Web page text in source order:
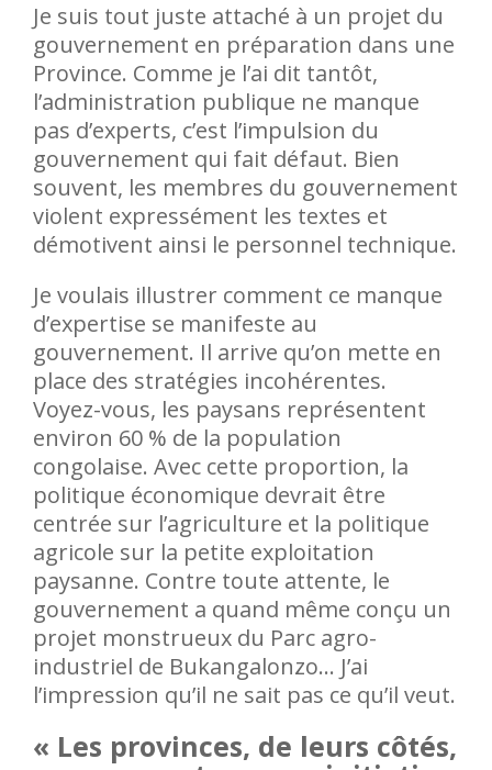
Je suis tout juste attaché à un projet du
gouvernement en préparation dans une
Province. Comme je l’ai dit tantôt,
l’administration publique ne manque
pas d’experts, c’est l’impulsion du
gouvernement qui fait défaut. Bien
souvent, les membres du gouvernement
violent expressément les textes et
démotivent ainsi le personnel technique.
Je voulais illustrer comment ce manque
d’expertise se manifeste au
gouvernement. Il arrive qu’on mette en
place des stratégies incohérentes.
Voyez-vous, les paysans représentent
environ 60 % de la population
congolaise. Avec cette proportion, la
politique économique devrait être
centrée sur l’agriculture et la politique
agricole sur la petite exploitation
paysanne. Contre toute attente, le
gouvernement a quand même conçu un
projet monstrueux du Parc agro-
industriel de Bukangalonzo… J’ai
l’impression qu’il ne sait pas ce qu’il veut.
« Les provinces, de leurs côtés,